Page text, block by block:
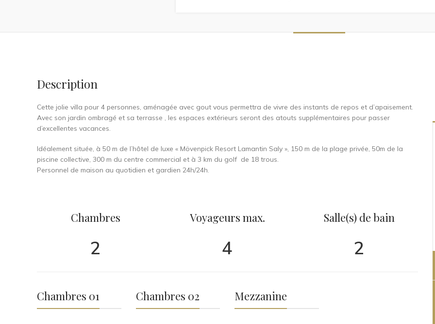
Description
Cette jolie villa pour 4 personnes, aménagée avec gout vous permettra de vivre des instants de repos et d’apaisement.
Avec son jardin ombragé et sa terrasse , les espaces extérieurs seront des atouts supplémentaires pour passer
d’excellentes vacances.
Idéalement située, à 50 m de l’hôtel de luxe « Mövenpick Resort Lamantin Saly », 150 m de la plage privée, 50m de la
piscine collective, 300 m du centre commercial et à 3 km du golf de 18 trous.
Personnel de maison au quotidien et gardien 24h/24h.
Chambres
2
Voyageurs max.
4
Salle(s) de bain
2
Chambres 01 Chambres 02 Mezzanine